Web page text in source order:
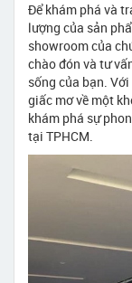
Để khám phá và
lượng của sản
showroom của
chào đón và tư
sống của bạn.
giấc mơ về một
khám phá sự
tại TPHCM.